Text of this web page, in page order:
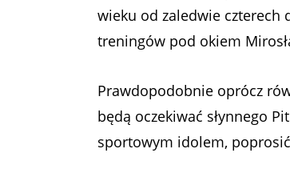
wieku od zaledwie czterech
treningów pod okiem
Prawdopodobnie oprócz
będą oczekiwać słynnego
sportowym idolem,